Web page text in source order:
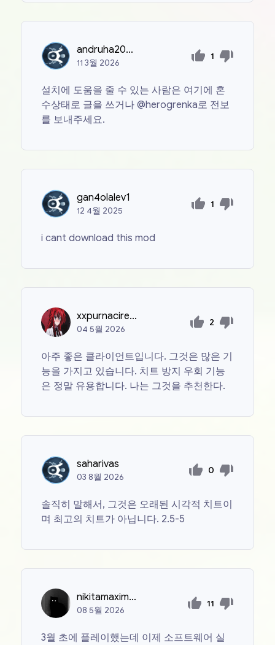
andruha20000000
113월 2026
1
설치에 도움을 줄 수 있는 사람은 여기에 혼
수상태로 글을 쓰거나 @herogrenka로 전보
를 보내주세요.
gan4olalev1
12 4월 2025
1
i cant download this mod
xxpurnacireiss
045월 2026
2
아주 좋은 클라이언트입니다. 그것은 많은 기
능을 가지고 있습니다. 치트 방지 우회 기능
은 정말 유용합니다. 나는 그것을 추천한다.
saharivas
03 8월 2026
0
솔직히 말해서, 그것은 오래된 시각적 치트이
며 최고의 치트가 아닙니다. 2.5-5
nikitamaximov15
085월 2026
11
3월 초에 플레이했는데 이제 소프트웨어 실